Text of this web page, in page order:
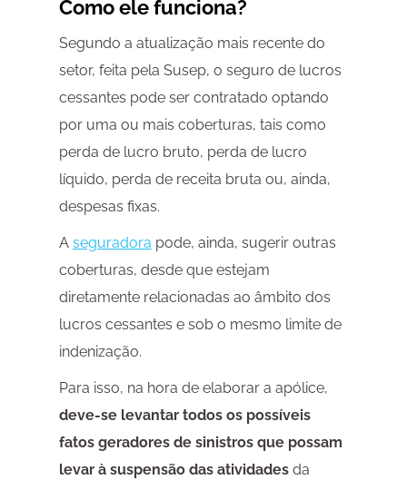
Como ele funciona?
Segundo a atualização mais recente do
setor, feita pela Susep, o seguro de lucros
cessantes pode ser contratado optando
por uma ou mais coberturas, tais como
perda de lucro bruto, perda de lucro
líquido, perda de receita bruta ou, ainda,
despesas fixas.
A seguradora pode, ainda, sugerir outras
coberturas, desde que estejam
diretamente relacionadas ao âmbito dos
lucros cessantes e sob o mesmo limite de
indenização.
Para isso, na hora de elaborar a apólice,
deve-se levantar todos os possíveis
fatos geradores de sinistros que possam
levar à suspensão das atividadesda